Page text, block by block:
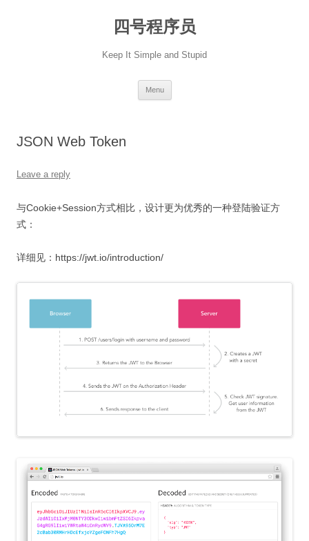
四号程序员
Keep It Simple and Stupid
Menu
JSON Web Token
Leave a reply
与Cookie+Session方式相比，设计更为优秀的一种登陆验证方
式：
详细见：https://jwt.io/introduction/